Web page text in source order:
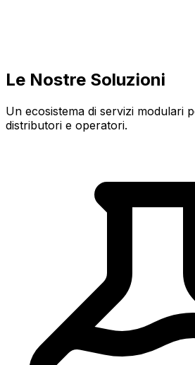
Le Nostre Soluzioni
Un ecosistema di servizi modulari
distributori e operatori.